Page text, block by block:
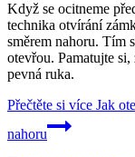
Když se ocitneme
technika otvírání
směrem nahoru. Tím
otevřou. Pamatujte
pevná ruka.
Přečtěte si více Jak
nahoru